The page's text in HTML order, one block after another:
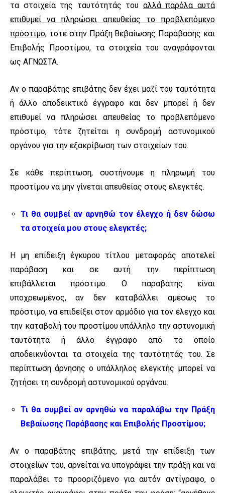
τα στοιχεία της ταυτότητάς του αλλά παρόλα αυτά
επιθυμεί να πληρώσει απευθείας το προβλεπόμενο
πρόστιμο, τότε στην Πράξη Βεβαίωσης Παράβασης και
Επιβολής Προστίμου, τα στοιχεία του αναγράφονται
ως ΑΓΝΩΣΤΑ.
Αν ο παραβάτης επιβάτης δεν έχει μαζί του ταυτότητα
ή άλλο αποδεικτικό έγγραφο και δεν μπορεί ή δεν
επιθυμεί να πληρώσει απευθείας το προβλεπόμενο
πρόστιμο, τότε ζητείται η συνδρομή αστυνομικού
οργάνου για την εξακρίβωση των στοιχείων του.
Σε κάθε περίπτωση, συστήνουμε η πληρωμή του
προστίμου να μην γίνεται απευθείας στους ελεγκτές.
Τι θα συμβεί αν αρνηθώ τον έλεγχο ή δεν δώσω
τα στοιχεία μου στους ελεγκτές;
Η μη επίδειξη έγκυρου τίτλου μεταφοράς αποτελεί
παράβαση και σε αυτή την περίπτωση
επιβάλλεται πρόστιμο. Ο παραβάτης είναι
υποχρεωμένος, αν δεν καταβάλλει αμέσως το
πρόστιμο, να επιδείξει στον αρμόδιο για τον έλεγχο και
την καταβολή του προστίμου υπάλληλο την αστυνομική
ταυτότητα ή άλλο έγγραφο από το οποίο
αποδεικνύονται τα στοιχεία της ταυτότητάς του. Σε
περίπτωση άρνησης ο υπάλληλος ελεγκτής μπορεί να
ζητήσει τη συνδρομή αστυνομικού οργάνου.
Τι θα συμβεί αν αρνηθώ να παραλάβω την Πράξη
Βεβαίωσης Παράβασης και Επιβολής Προστίμου;
Αν ο παραβάτης επιβάτης, μετά την επίδειξη των
στοιχείων του, αρνείται να υπογράψει την πράξη και να
παραλάβει το προοριζόμενο για αυτόν αντίγραφο, ο